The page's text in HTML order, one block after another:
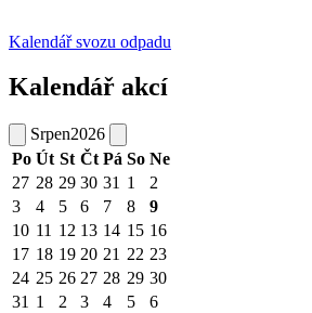
Kalendář svozu odpadu
Kalendář akcí
Srpen2026
Po Út St Čt Pá So Ne
27 28 29 30 31 1
2
3
4 5 6 7 8
9
10 11 12 13 14 15 16
17 18 19 20 21 22 23
24 25 26 27 28 29 30
31 1 2 3 4 5 6